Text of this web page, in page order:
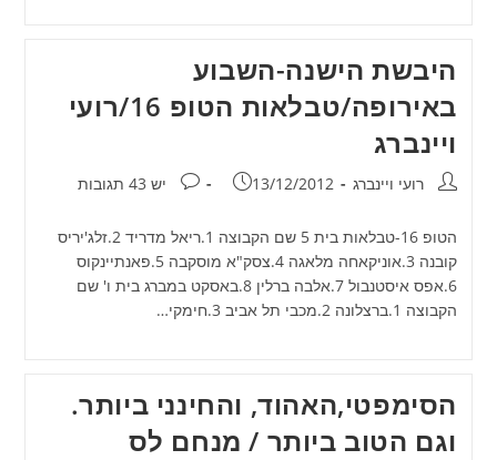
היבשת הישנה-השבוע
באירופה/טבלאות הטופ 16/רועי
ויינברג
מחבר:רועי ויינברג פורסם:
13/12/2012 תגובות:
יש 43 תגובות
הטופ 16-טבלאות בית 5 שם הקבוצה 1.ריאל מדריד 2.זלג'יריס
קובנה 3.אוניקאחה מלאגה 4.צסק"א מוסקבה 5.פאנתיינקוס
6.אפס איסטנבול 7.אלבה ברלין 8.באסקט במברג בית ו' שם
הקבוצה 1.ברצלונה 2.מכבי תל אביב 3.חימקי…
הסימפטי,האהוד, והחינני ביותר.
וגם הטוב ביותר / מנחם לס